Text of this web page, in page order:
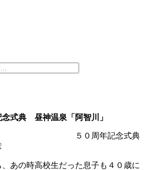
式典 昼神温泉「阿智川」
年記念式典
あの時高校生だった息子も４０歳に